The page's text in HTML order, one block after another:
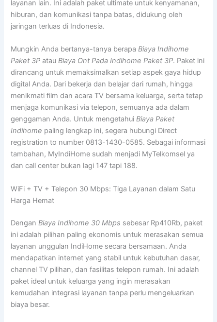
layanan lain. Ini adalah paket ultimate untuk kenyamanan,
hiburan, dan komunikasi tanpa batas, didukung oleh
jaringan terluas di Indonesia.
Mungkin Anda bertanya-tanya berapaBiaya Indihome
Paket 3P atauBiaya Ont Pada Indihome Paket 3P. Paket ini
dirancang untuk memaksimalkan setiap aspek gaya hidup
digital Anda. Dari bekerja dan belajar dari rumah, hingga
menikmati film dan acara TV bersama keluarga, serta tetap
menjaga komunikasi via telepon, semuanya ada dalam
genggaman Anda. Untuk mengetahuiBiaya Paket
Indihome paling lengkap ini, segera hubungi Direct
registration to number 0813-1430-0585. Sebagai informasi
tambahan, MyIndiHome sudah menjadi MyTelkomsel ya
dan call center bukan lagi 147 tapi 188.
WiFi + TV + Telepon 30 Mbps: Tiga Layanan dalam Satu
Harga Hemat
Dengan Biaya Indihome 30 Mbps sebesar Rp410Rb, paket
ini adalah pilihan paling ekonomis untuk merasakan semua
layanan unggulan IndiHome secara bersamaan. Anda
mendapatkan internet yang stabil untuk kebutuhan dasar,
channel TV pilihan, dan fasilitas telepon rumah. Ini adalah
paket ideal untuk keluarga yang ingin merasakan
kemudahan integrasi layanan tanpa perlu mengeluarkan
biaya besar.